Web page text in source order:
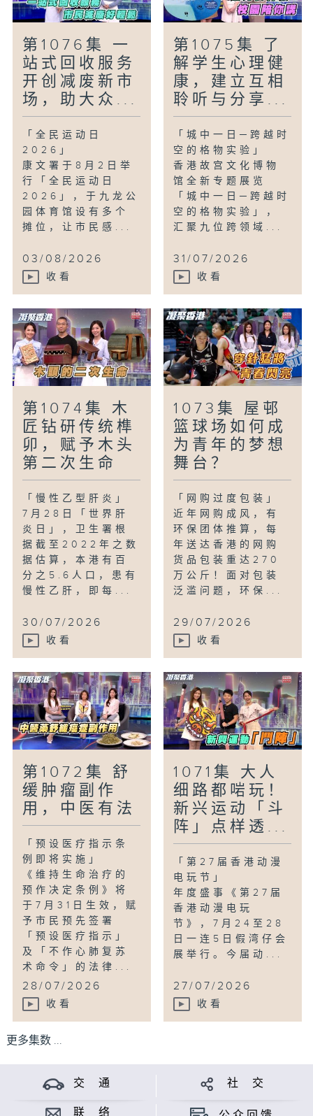
第1076集 一
站式回收服务
开创减废新市
场，助大众...
「全民运动日
2026」
康文署于8月2日举
行「全民运动日
2026」，于九龙公
园体育馆设有多个
摊位，让市民感...
03/08/2026
收看
第1075集 了
解学生心理健
康，建立互相
聆听与分享...
「城中一日─跨越时
空的格物实验」
香港故宫文化博物
馆全新专题展览
「城中一日─跨越时
空的格物实验」，
汇聚九位跨领域...
31/07/2026
收看
第1074集 木
匠钻研传统榫
卯，赋予木头
第二次生命
「慢性乙型肝炎」
7月28日「世界肝
炎日」，卫生署根
据截至2022年之数
据估算，本港有百
分之5.6人口，患有
慢性乙肝，即每...
30/07/2026
收看
1073集 屋邨
篮球场如何成
为青年的梦想
舞台？
「网购过度包装」
近年网购成风，有
环保团体推算，每
年送达香港的网购
货品包装重达270
万公斤！面对包装
泛滥问题，环保...
29/07/2026
收看
第1072集 舒
缓肿瘤副作
用，中医有法
「预设医疗指示条
例即将实施」
《维持生命治疗的
预作决定条例》将
于7月31日生效，赋
予市民预先签署
「预设医疗指示」
及「不作心肺复苏
术命令」的法律...
28/07/2026
收看
1071集 大人
细路都啱玩！
新兴运动「斗
阵」点样透...
「第27届香港动漫
电玩节」
年度盛事《第27届
香港动漫电玩
节》，7月24至28
日一连5日假湾仔会
展举行。今届动...
27/07/2026
收看
更多集数 ...
交 通 社 交
联 络